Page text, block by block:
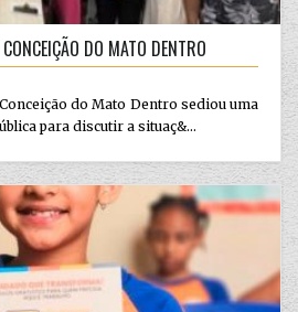
DO MATO DENTRO
do Mato Dentro sediou uma
para discutir a situaç&...